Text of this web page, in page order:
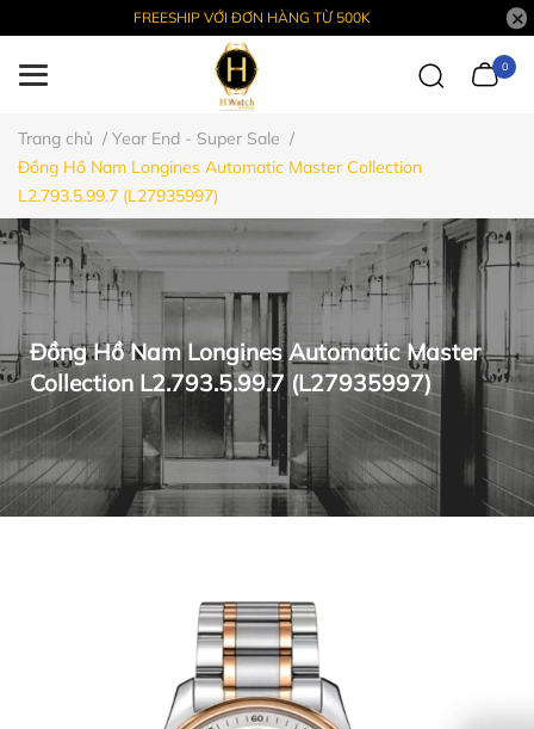
FREESHIP VỚI ĐƠN HÀNG TỪ 500K
0
Trang chủ / Year End - Super Sale /
Đồng Hồ Nam Longines Automatic Master Collection
L2.793.5.99.7 (L27935997)
Đồng Hồ Nam Longines Automatic Master
Collection L2.793.5.99.7 (L27935997)